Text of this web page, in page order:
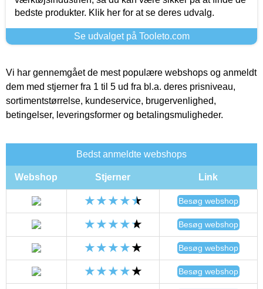
bedste produkter. Klik her for at se deres udvalg.
Se udvalget på Tooleto.com
Vi har gennemgået de mest populære webshops og anmeldt
dem med stjerner fra 1 til 5 ud fra bl.a. deres prisniveau,
sortimentstørrelse, kundeservice, brugervenlighed,
betingelser, leveringsformer og betalingsmuligheder.
Bedst anmeldte webshops
Webshop Stjerner Link
Besøg webshop
Besøg webshop
Besøg webshop
Besøg webshop